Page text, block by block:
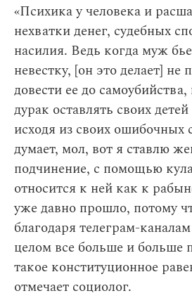
«Психика у человека и
нехватки денег, судебных
насилия. Ведь когда муж
невестку, [он это делает] не
довести ее до
дурак оставлять своих
исходя из своих ошибочных
думает, мол, вот я ставлю
подчинение, с помощью
относится к ней как к
уже давно прошло, потому
благодаря телеграм-
целом все больше и больше
такое конституционное
отмечает социолог.